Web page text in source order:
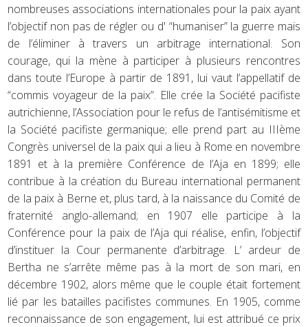
nombreuses associations internationales pour la paix ayant
l’objectif non pas de régler ou d' “humaniser” la guerre mais
de l’éliminer à travers un arbitrage international. Son
courage, qui la mène à participer à plusieurs rencontres
dans toute l’Europe à partir de 1891, lui vaut l’appellatif de
“commis voyageur de la paix”. Elle crée la Société pacifiste
autrichienne, l’Association pour le refus de l’antisémitisme et
la Société pacifiste germanique; elle prend part au IIIème
Congrès universel de la paix qui a lieu à Rome en novembre
1891 et à la première Conférence de l’Aja en 1899; elle
contribue à la création du Bureau international permanent
de la paix à Berne et, plus tard, à la naissance du Comité de
fraternité anglo-allemand; en 1907 elle participe à la
Conférence pour la paix de l’Aja qui réalise, enfin, l’objectif
d’instituer la Cour permanente d’arbitrage. L’ ardeur de
Bertha ne s’arrête même pas à la mort de son mari, en
décembre 1902, alors même que le couple était fortement
lié par les batailles pacifistes communes. En 1905, comme
reconnaissance de son engagement, lui est attribué ce prix